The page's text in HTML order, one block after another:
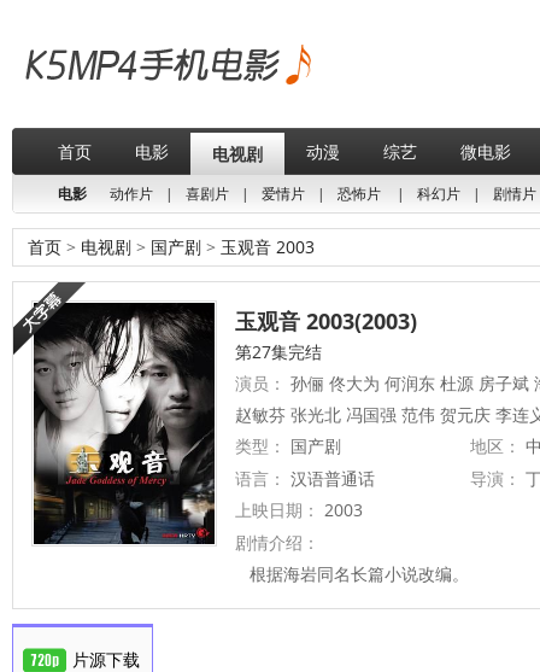
首页 电影 电视剧 动漫 综艺 微电影
电影 动作片 | 喜剧片 | 爱情片 | 恐怖片 | 科幻片 | 剧情片
首页 > 电视剧 > 国产剧 > 玉观音 2003
玉观音 2003(2003)
第27集完结
演员： 孙俪 佟大为 何润东 杜源 房子斌
赵敏芬 张光北 冯国强 范伟 贺元庆 李连
类型： 国产剧 地区：
语言： 汉语普通话 导演：
上映日期： 2003
剧情介绍：
根据海岩同名长篇小说改编。
片源下载